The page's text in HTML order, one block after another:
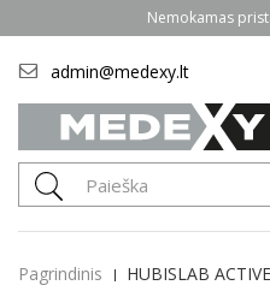
Nemokamas
admin@medexy.lt
Pagrindinis HUBISLAB